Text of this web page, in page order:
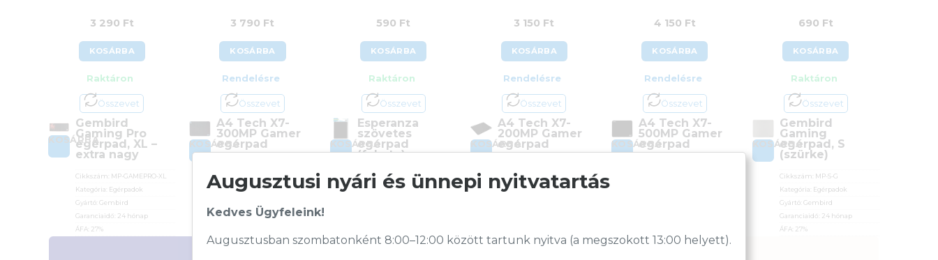
3 290 Ft
KOSÁRBA
Raktáron
Összevet
KOSÁRBA
Gembird
Gaming Pro
egérpad, XL –
extra nagy
Cikkszám: MP-GAMEPRO-XL
Kategória: Egérpadok
Gyártó:Gembird
Garanciaidő: 24 hónap
ÁFA: 27%
3 790 Ft
KOSÁRBA
Rendelésre
Összevet
KOSÁRBA
A4 Tech X7-
300MP Gamer
egérpad
Kategória: Egérpadok
Gyártó:A4Tech
Garanciaidő:12 hónap
ÁFA: 27%
590 Ft
KOSÁRBA
Raktáron
Összevet
KOSÁRBA
Esperanza
szövetes
egérpad
(fekete)
Cikkszám:EA145K
Kategória:Egérpadok
3 150 Ft
KOSÁRBA
Rendelésre
Összevet
KOSÁRBA
A4 Tech X7-
200MP Gamer
egérpad
Kategória:Egérpadok
Gyártó:
4 150 Ft
KOSÁRBA
Rendelésre
Összevet
KOSÁRBA
A4 Tech X7-
500MP Gamer
egérpad
690 Ft
KOSÁRBA
Raktáron
Összevet
KOSÁRBA
Gembird
Gaming
egérpad, S
(szürke)
Cikkszám: MP-S-G
Kategória: Egérpadok
Gyártó: Gembird
Garanciaidő: 24 hónap
ÁFA: 27%
Augusztusi nyári és ünnepi nyitvatartás
Kedves Ügyfeleink!
Augusztusban szombatonként 8:00–12:00 között tartunk nyitva (a megszokott 13:00 helyett).